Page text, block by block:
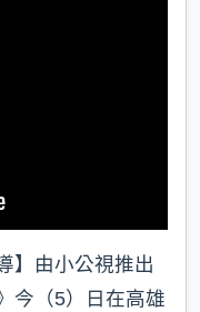
】由小公視推出
今（5）日在高雄